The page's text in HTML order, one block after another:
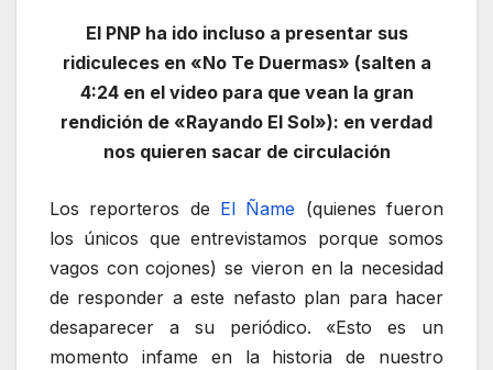
El PNP ha ido incluso a presentar sus
ridiculeces en «No Te Duermas» (salten a
4:24 en el video para que vean la gran
rendición de «Rayando El Sol»): en verdad
nos quieren sacar de circulación
Los reporteros de El Ñame (quienes fueron
los únicos que entrevistamos porque somos
vagos con cojones) se vieron en la necesidad
de responder a este nefasto plan para hacer
desaparecer a su periódico. «Esto es un
momento infame en la historia de nuestro